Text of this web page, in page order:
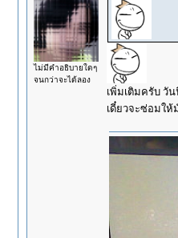
ไม่มีคำอธิบายใดๆ
จนกว่าจะได้ลอง
เพิ่มเติมครับ วั
เดี๋ยวจะซ่อมให้